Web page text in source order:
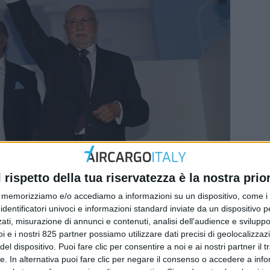
rispetto della tua riservatezza è la nostra
memorizziamo e/o accediamo a informazioni su un dispositivo, come
univoci e informazioni standard inviate da un dispositivo
misurazione di annunci e contenuti, analisi dell'audience e
e i nostri 825 partner possiamo utilizzare dati precisi di
dispositivo. Puoi fare clic per consentire a noi e ai nostri partner il
In alternativa puoi fare clic per negare il consenso o accedere a
la casa di spedizioni milanese JAS ha celebrato i suoi
il magazzino della propria sede direzionale a Segrate.
era inizialmente attivo soprattutto nel business delle
aumentato il proprio ruolo anche nel segmento del
di mercato in Italia e nel mondo.